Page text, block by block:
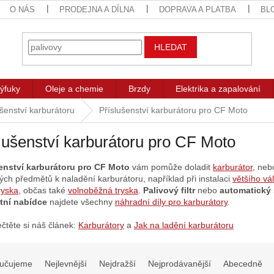
O NÁS PRODEJNA A DÍLNA DOPRAVA A PLATBA
HLEDAT
Oleje a chemie Brzdy Elektrika a zapalování
karburátoru Příslušenství karburátoru pro CF Moto
karburátoru pro CF Moto
karburátoru pro CF Moto vám pomůže doladit karburátor,
předmětů k naladění karburátoru, například při instalaci většího
, občas také volnoběžná tryska Palivový filtrnebo automatický
nabídce najdete všechny náhradní díly pro karburátory.
si náš článek: Karburátory a Jak na ladění karburátoru
Nejlevnější Nejdražší Nejprodávanější Abecedně